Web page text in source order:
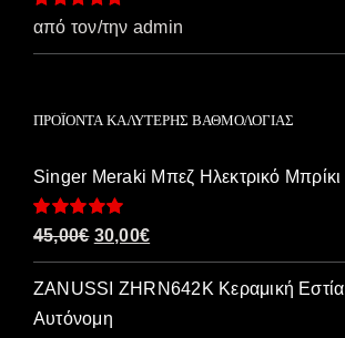
Βαθμολογήθηκε
από τον/την admin
ΠΡΟΪΌΝΤΑ ΚΑΛΎΤΕΡΗΣ ΒΑΘΜΟΛΟΓΊΑΣ
Singer Meraki Μπεζ Ηλεκτρικό Μπρίκι
Βαθμολογήθηκε
45,00€ Original
price
was:
45,00€.
30,00€Η
τρέχουσα
τιμή
ZANUSSI ZHRN642K Κεραμική Εστία
Αυτόνομη